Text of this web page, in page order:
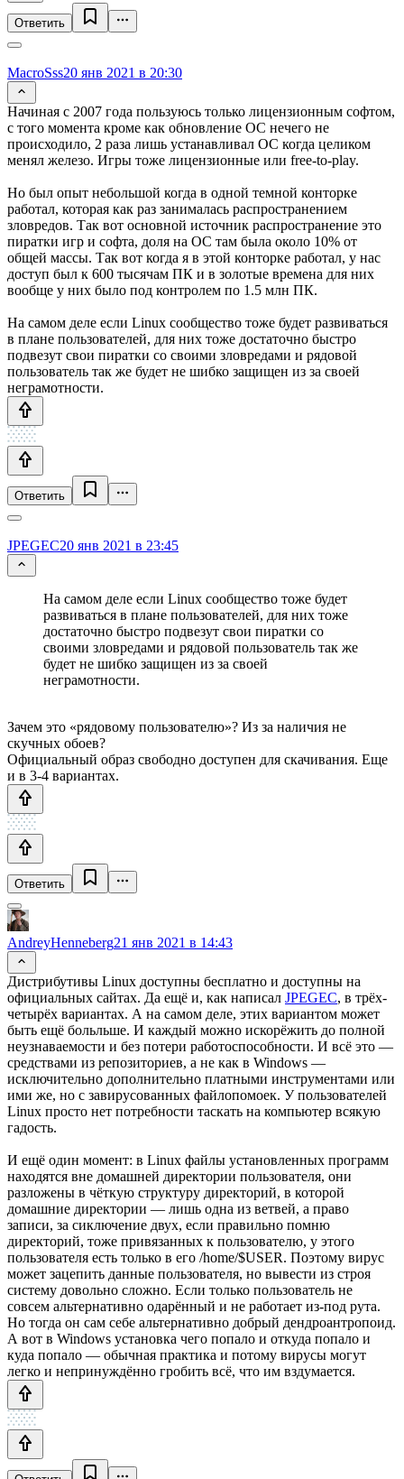
Ответить
MacroSss20 янв 2021 в 20:30
Начиная с 2007 года пользуюсь только лицензионным софтом,
с того момента кроме как обновление ОС нечего не
происходило, 2 раза лишь устанавливал ОС когда целиком
менял железо. Игры тоже лицензионные или free-to-play.
Но был опыт небольшой когда в одной темной конторке
работал, которая как раз занималась распространением
зловредов. Так вот основной источник распространение это
пиратки игр и софта, доля на ОС там была около 10% от
общей массы. Так вот когда я в этой конторке работал, у нас
доступ был к 600 тысячам ПК и в золотые времена для них
вообще у них было под контролем по 1.5 млн ПК.
На самом деле если Linux сообщество тоже будет развиваться
в плане пользователей, для них тоже достаточно быстро
подвезут свои пиратки со своими зловредами и рядовой
пользователь так же будет не шибко защищен из за своей
неграмотности.
Ответить
JPEGEC20 янв 2021 в 23:45
На самом деле если Linux сообщество тоже будет
развиваться в плане пользователей, для них тоже
достаточно быстро подвезут свои пиратки со
своими зловредами и рядовой пользователь так же
будет не шибко защищен из за своей
неграмотности.
Зачем это «рядовому пользователю»? Из за наличия не
скучных обоев?
Официальный образ свободно доступен для скачивания. Еще
и в 3-4 вариантах.
Ответить
AndreyHenneberg21 янв 2021 в 14:43
Дистрибутивы Linux доступны бесплатно и доступны на
официальных сайтах. Да ещё и, как написал JPEGEC, в трёх-
четырёх вариантах. А на самом деле, этих вариантом может
быть ещё больльше. И каждый можно искорёжить до полной
неузнаваемости и без потери работоспособности. И всё это —
средствами из репозиториев, а не как в Windows —
исключительно дополнительно платными инструментами или
ими же, но с завирусованных файлопомоек. У пользователей
Linux просто нет потребности таскать на компьютер всякую
гадость.
И ещё один момент: в Linux файлы установленных программ
находятся вне домашней директории пользователя, они
разложены в чёткую структуру директорий, в которой
домашние директории — лишь одна из ветвей, а право
записи, за сиключение двух, если правильно помню
директорий, тоже привязанных к пользователю, у этого
пользователя есть только в его /home/$USER. Поэтому вирус
может зацепить данные пользователя, но вывести из строя
систему довольно сложно. Если только пользователь не
совсем альтернативно одарённый и не работает из-под рута.
Но тогда он сам себе альтернативно добрый дендроантропоид.
А вот в Windows установка чего попало и откуда попало и
куда попало — обычная практика и потому вирусы могут
легко и непринуждённо гробить всё, что им вздумается.